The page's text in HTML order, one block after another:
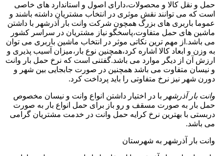
حمل و نقل کالا و محصولات،دارای اصول و استاندارد های خاصی
است که می توانند نقش موثری در انتخاب مشتریان داشته باشند و
عموما باربری های بزرگ همچون شرکت وانت بار آذرشهر با داشتن
ماشین های حمل متفاوت،پاسخگو نیاز مشتریان در سراسر کشور
می باشد.از مهم ترین نکاتی موثر در انتخاب ماشین باربری می توان
به وزن و ابعاد کالا اشاره کرد،همچنین نوع بار،میزان آسیب پذیری و
ارزش آن از دیگر موارد می باشد.گفتنی است که نرخ حمل بار وانت
و نیسان متفاوت می باشد همچنین در صورت جابجایی بین شهر و
دورن شهر نیز نرخ متفاوتی را باید پرداخت کرد.
وانت بار آذرشهر با در اختیار داشتن انواع وانت و نیسان مخصوص
حمل بار به صورت مسقف و رو باز برای حمل انواع بار به صورت
دربستی با بهترین نرخ کرایه حمل وانت در خدمت مشتریان گرامی
می باشد.
وانت بار آذرشهر به شهرستان